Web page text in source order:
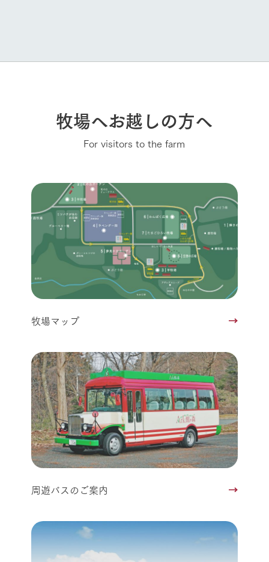
牧場へお越しの方へ
For visitors to the farm
牧場マップ
周遊バスのご案内